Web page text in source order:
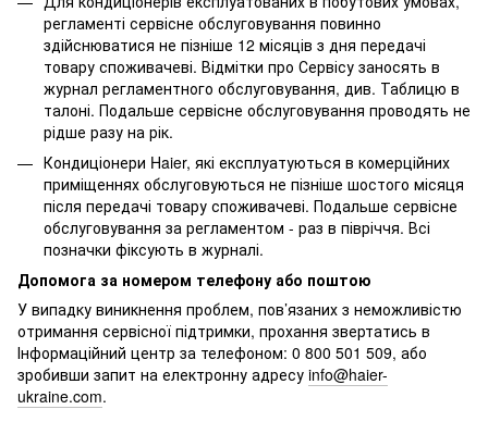
регламенті сервісне обслуговування повинно
здійснюватися не пізніше 12 місяців з дня передачі
товару споживачеві. Відмітки про Сервісу заносять в
журнал регламентного обслуговування, див. Таблицю в
талоні. Подальше сервісне обслуговування проводять не
рідше разу на рік.
Кондиціонери Haier, які експлуатуються в комерційних
приміщеннях обслуговуються не пізніше шостого місяця
після передачі товару споживачеві. Подальше сервісне
обслуговування за регламентом - раз в півріччя. Всі
позначки фіксують в журналі.
Допомога за номером телефону або поштою
У випадку виникнення проблем, пов’язаних з неможливістю
отримання сервісної підтримки, прохання звертатись в
Інформаційний центр за телефоном: 0 800 501 509, або
зробивши запит на електронну адресу info@haier-
ukraine.com.